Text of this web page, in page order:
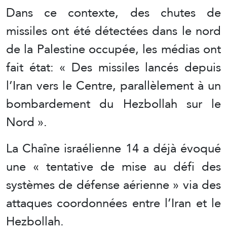
Dans ce contexte, des chutes de
missiles ont été détectées dans le nord
de la Palestine occupée, les médias ont
fait état: « Des missiles lancés depuis
l’Iran vers le Centre, parallèlement à un
bombardement du Hezbollah sur le
Nord ».
La Chaîne israélienne 14 a déjà évoqué
une « tentative de mise au défi des
systèmes de défense aérienne » via des
attaques coordonnées entre l’Iran et le
Hezbollah.